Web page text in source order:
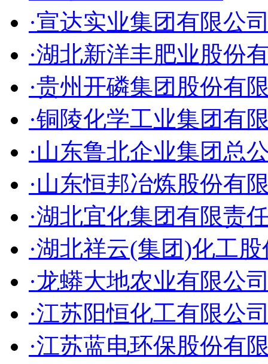
·宣达实业集团有限公
·湖北新洋丰肥业股份
·贵州开磷集团股份有
·铜陵化学工业集团有
·山东鲁北企业集团总
·山东恒邦冶炼股份有
·湖北宜化集团有限责
·湖北祥云(集团)化工
·龙蟒大地农业有限公
·江苏阳恒化工有限公
·江苏蓝电环保股份有